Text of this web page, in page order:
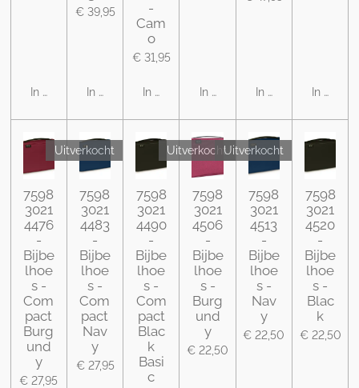
In winkelwagen
€ 39,95
In winkelwagen
-
Cam
o
€ 31,95
In winkelwagenIn winkelwagenIn winkelwagen
In
7598
3021
4476
-
Bijbe
lhoe
s -
Com
pact
Burg
und
y
€ 27,95
Uitverkocht
7598
3021
4483
-
Bijbe
lhoe
s -
Com
pact
Nav
y
€ 27,95
7598
3021
4490
-
Bijbe
lhoe
s -
Com
pact
Blac
k
Basi
c
Uitverkocht
7598
3021
4506
-
Bijbe
lhoe
s -
Burg
und
y
€ 22,50
Uitverkocht
7598
3021
4513
-
Bijbe
lhoe
s -
Nav
y
€ 22,50
7598
3021
4520
-
Bijbe
lhoe
s -
Blac
k
€ 22,50